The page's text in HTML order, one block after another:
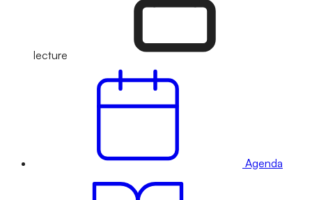
lecture
Agenda